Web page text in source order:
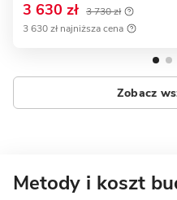
3 630 zł 3 730 zł
3 630 zł najniższa cena
Zobacz
Metody i koszt